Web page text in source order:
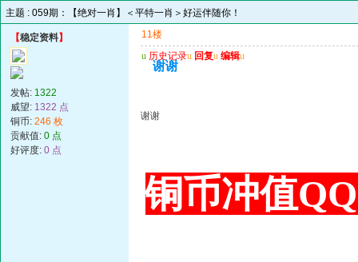
主题 : 059期：【绝对一肖】＜平特一肖＞好运伴随你！
【稳定资料】
发帖: 1322
威望: 1322 点
铜币: 246 枚
贡献值: 0 点
好评度: 0 点
11楼
u 历史记录u 回复u 编辑u
谢谢
谢谢
铜币冲值